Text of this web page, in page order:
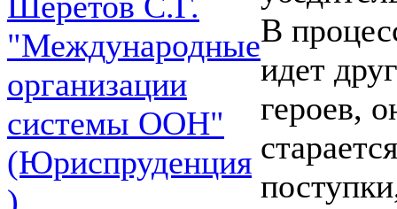
"Международные
организации
системы ООН"
(Юриспруденция
)
В
идет
героев,